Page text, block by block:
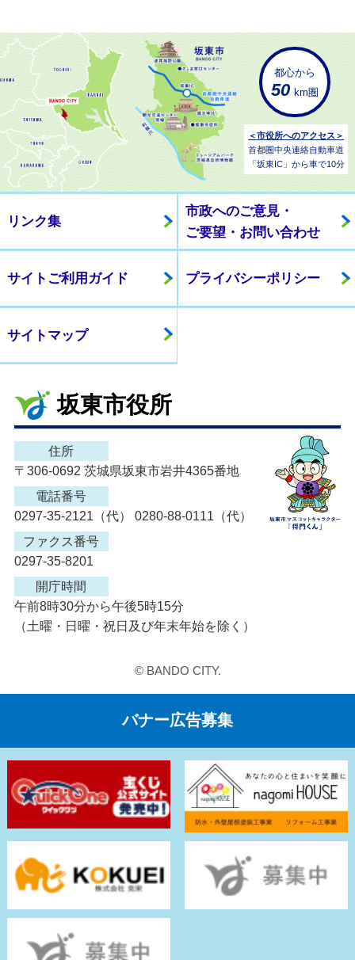
都心から
50 km圏
＜市役所へのアクセス＞
首都圏中央連絡自動車道
「坂東IC」から車で10分
リンク集
市政へのご意見・
ご要望・お問い合わせ
サイトご利用ガイド プライバシーポリシー
サイトマップ
坂東市役所
住所
〒306-0692 茨城県坂東市岩井4365番地
電話番号
0297-35-2121（代） 0280-88-0111（代）
ファクス番号
0297-35-8201
開庁時間
午前8時30分から午後5時15分
（土曜・日曜・祝日及び年末年始を除く）
© BANDO CITY.
バナー広告募集